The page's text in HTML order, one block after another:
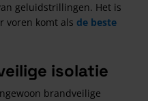
geluidstrillingen. Het is
voren komt als de beste
isolatie
brandveilige